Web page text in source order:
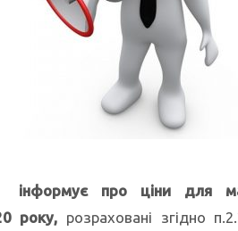
інформує про ціни для
року, розраховані згідно